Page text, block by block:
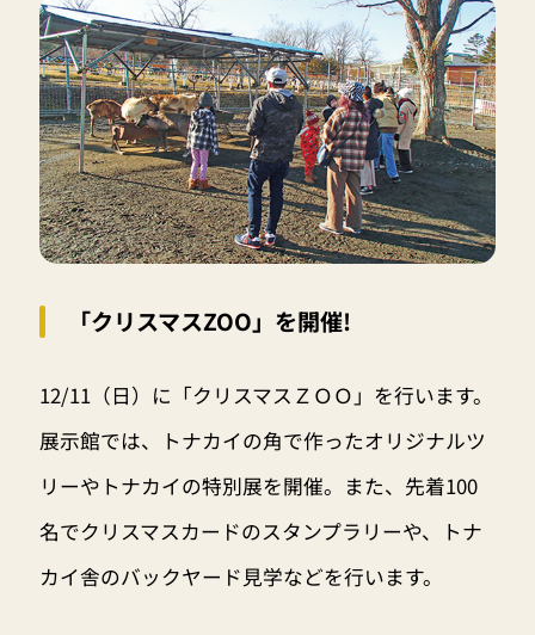
「クリスマスZOO」を開催!
12/11（日）に「クリスマスＺＯＯ」を行います。
展示館では、トナカイの角で作ったオリジナルツ
リーやトナカイの特別展を開催。また、先着100
名でクリスマスカードのスタンプラリーや、トナ
カイ舎のバックヤード見学などを行います。